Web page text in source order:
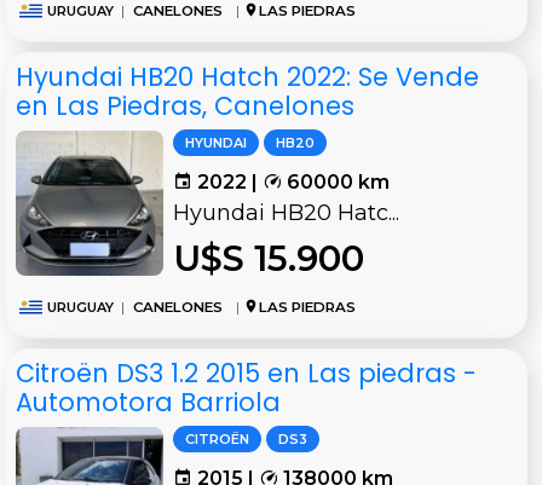
URUGUAY | CANELONES | LAS PIEDRAS
Hyundai HB20 Hatch 2022: Se Vende
en Las Piedras, Canelones
HYUNDAI HB20
2022 | 60000 km
Hyundai HB20 Hatc...
U$S 15.900
URUGUAY | CANELONES | LAS PIEDRAS
Citroën DS3 1.2 2015 en Las piedras -
Automotora Barriola
CITROËN DS3
2015 | 138000 km